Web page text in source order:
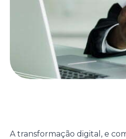
A transformação digital, e